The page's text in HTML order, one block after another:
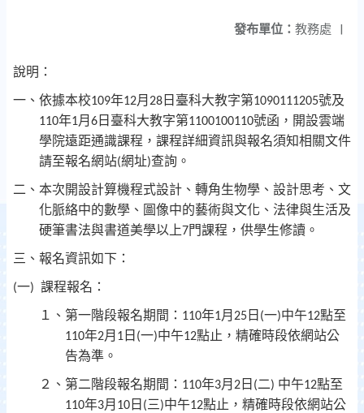
發布單位： 教務處 |
說明：
一、依據本校109年12月 28 日臺科大教字第1090111205號及
110年1月 6 日臺科大教字第1100100110號函，開設雲端
學院遠距通識課程，課程詳細資訊與報名須知相關文件
請至報名網站(網址)查詢。
二、本次開設計算機程式設計、轉角生物學、設計思考、文
化脈絡中的數學、圖像中的藝術與文化、法律與生活及
硬筆書法與書道美學以上7門課程，供學生修讀。
三、報名資訊如下：
(一) 課程報名：
１、第一階段報名期間： 110年1月 25 日 (一)中午12點至
110年2月 1 日 (一)中午12點止，精確時段依網站公
告為準。
２、第二階段報名期間： 110年3月 2 日 (二) 中午12點至
110年3月 10 日 (三)中午12點止，精確時段依網站公